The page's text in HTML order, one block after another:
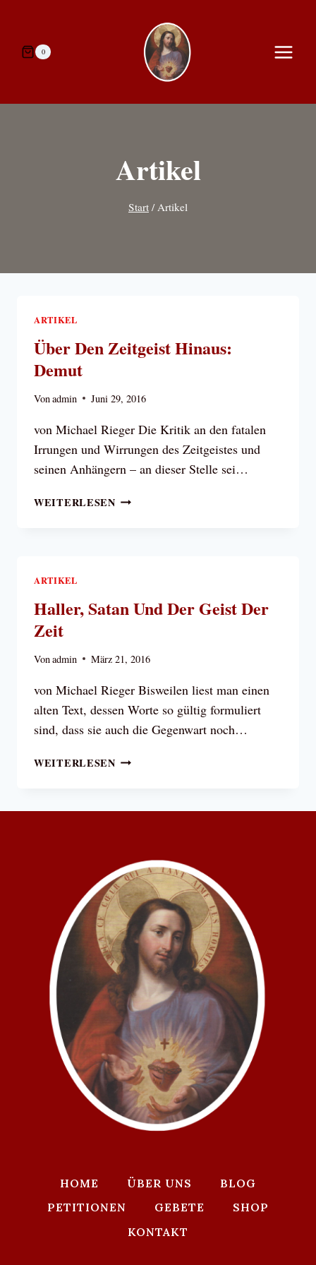
springen0
Artikel
Start / Artikel
ARTIKEL
Über Den Zeitgeist Hinaus:
Demut
Vonadmin Juni 29, 2016
von Michael Rieger Die Kritik an den fatalen
Irrungen und Wirrungen des Zeitgeistes und
seinen Anhängern – an dieser Stelle sei…
WEITERLESENÜBER
ARTIKEL
Haller, Satan Und Der Geist Der
Zeit
Vonadmin März 21, 2016
von Michael Rieger Bisweilen liest man einen
alten Text, dessen Worte so gültig formuliert
sind, dass sie auch die Gegenwart noch…
WEITERLESENHALLER,
DER
HOME ÜBER UNS
BLOG
PETITIONEN
GEBETE
SHOP
KONTAKT